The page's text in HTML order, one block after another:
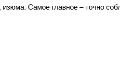
Самое главное – точно